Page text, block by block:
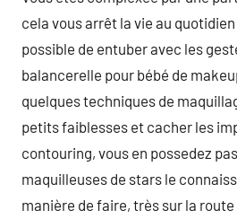
cela vous arrêt la vie au quotidien
possible de entuber avec les
balancerelle pour bébé de
quelques techniques de
petits faiblesses et cacher les
contouring, vous en possedez
maquilleuses de stars le
manière de faire, très sur la